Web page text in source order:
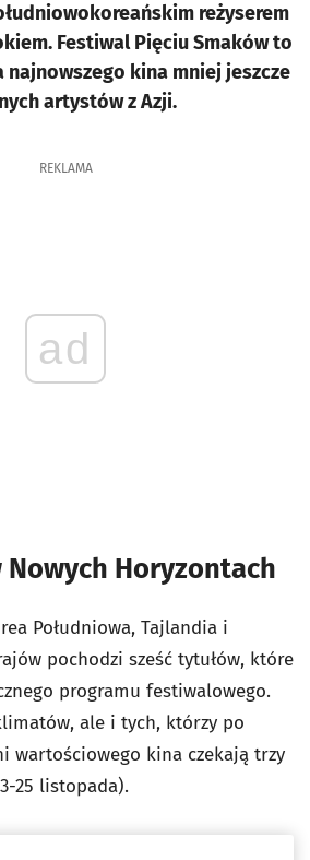
reżyserem
Festiwal Pięciu Smaków to
kina mniej jeszcze
artystów z Azji.
REKLAMA
ad
Nowych Horyzontach
Południowa, Tajlandia i
pochodzi sześć tytułów, które
programu festiwalowego.
ale i tych, którzy po
wartościowego kina czekają trzy
25 listopada).